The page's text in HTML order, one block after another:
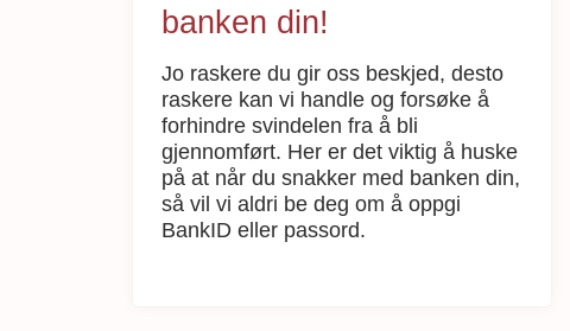
banken din!
Jo raskere du gir oss beskjed, desto
raskere kan vi handle og forsøke å
forhindre svindelen fra å bli
gjennomført. Her er det viktig å huske
på at når du snakker med banken din,
så vil vi aldri be deg om å oppgi
BankID eller passord.